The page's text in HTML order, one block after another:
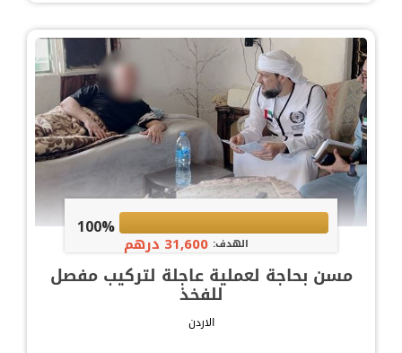
100%
الهدف: 31,600 درهم
مسن بحاجة لعملية عاجلة لتركيب مفصل
للفخذ
الاردن